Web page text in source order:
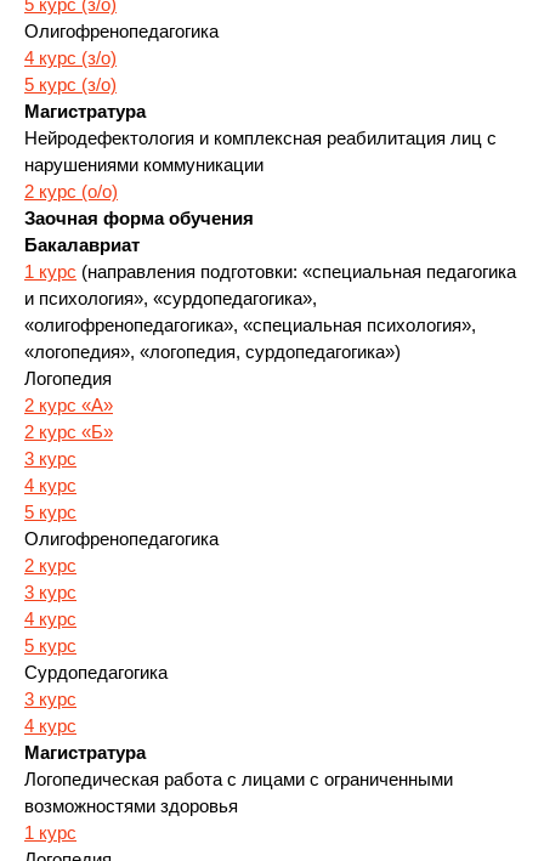
5 курс (з/о)
Олигофренопедагогика
4 курс (з/о)
5 курс (з/о)
Магистратура
Нейродефектология и комплексная реабилитация лиц с
нарушениями коммуникации
2 курс (о/о)
Заочная форма обучения
Бакалавриат
1 курс (направления подготовки: «специальная педагогика
и психология», «сурдопедагогика»,
«олигофренопедагогика», «специальная психология»,
«логопедия», «логопедия, сурдопедагогика»)
Логопедия
2 курс «А»
2 курс «Б»
3 курс
4 курс
5 курс
Олигофренопедагогика
2 курс
3 курс
4 курс
5 курс
Сурдопедагогика
3 курс
4 курс
Магистратура
Логопедическая работа с лицами с ограниченными
возможностями здоровья
1 курс